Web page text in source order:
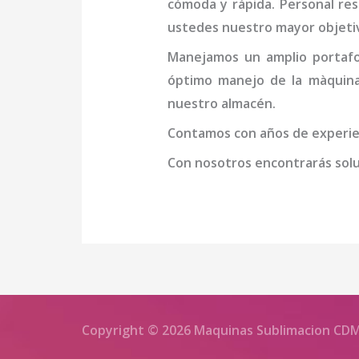
cómoda y rápida. Personal
ustedes nuestro mayor
Manejamos un amplio
óptimo manejo de la
nuestro almacén.
Contamos con años de
Con nosotros encontrarás
Copyright © 2026 Maquinas Sublimacion